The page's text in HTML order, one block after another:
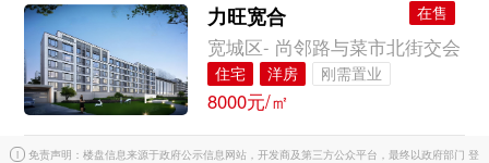
力旺宽合 在售
宽城区- 尚邻路与菜市北街交会
住宅 洋房
刚需置业
城央地段
一楼花园
8000元/㎡
i 免责声明：楼盘信息来源于政府公示信息网站，开发商及第三方公众平台，最终以政府部门 登